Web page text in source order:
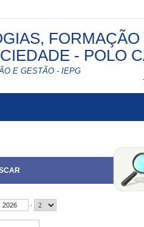
FORMAÇÃO
- POLO
E GESTÃO - IEPG
.